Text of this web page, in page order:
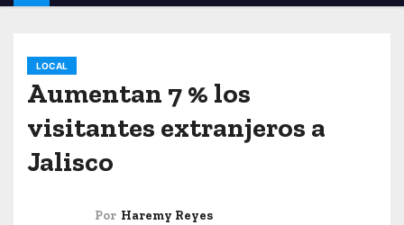
LOCAL
Aumentan 7 % los
visitantes extranjeros a
Jalisco
Por Haremy Reyes